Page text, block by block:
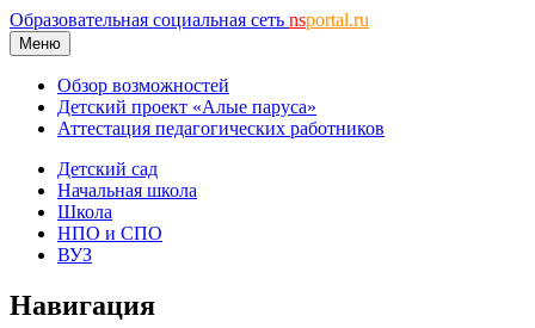
Образовательная социальная сеть nsportal.ru
Меню
Обзор возможностей
Детский проект «Алые паруса»
Аттестация педагогических работников
Детский сад
Начальная школа
Школа
НПО и СПО
ВУЗ
Навигация